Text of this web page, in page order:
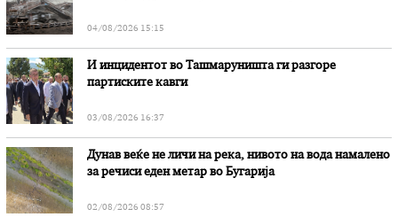
04/08/2026 15:15
И инцидентот во Ташмаруништa ги разгоре
партиските кавги
03/08/2026 16:37
Дунав веќе не личи на река, нивото на вода намалено
за речиси еден метар во Бугарија
02/08/2026 08:57